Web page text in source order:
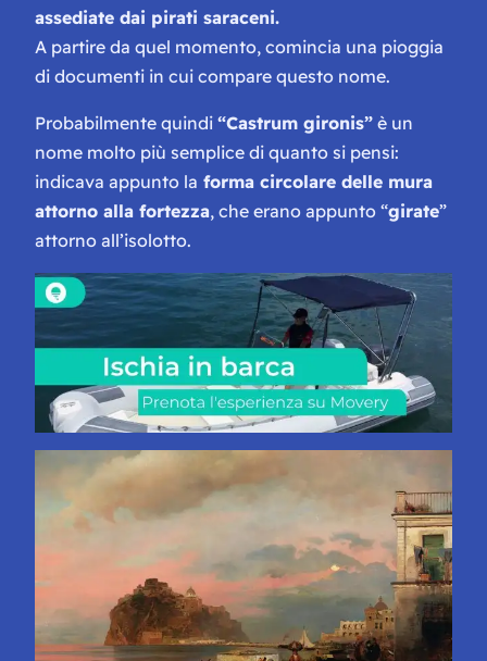
assediate dai pirati saraceni.
A partire da quel momento, comincia una pioggia
di documenti in cui compare questo nome.
Probabilmente quindi “Castrum gironis” è un
nome molto più semplice di quanto si pensi:
indicava appunto la forma circolare delle mura
attorno alla fortezza, che erano appunto “girate”
attorno all’isolotto.